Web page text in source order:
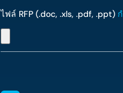
ไฟล์ RFP (.doc, .xls, .pdf, .ppt)